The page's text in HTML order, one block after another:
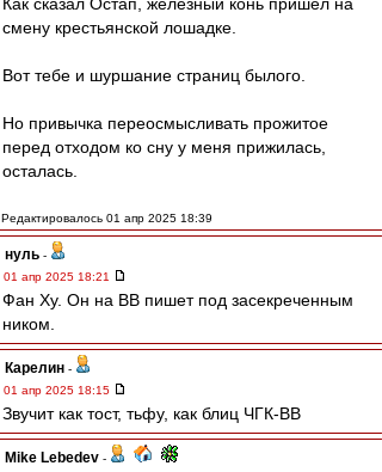
смену крестьянской лошадке.
Вот тебе и шуршание страниц былого.
Но привычка переосмысливать прожитое
перед отходом ко сну у меня прижилась,
осталась.
Редактировалось 01 апр 2025 18:39
нуль -
01 апр 2025 18:21
Фан Ху. Он на ВВ пишет под засекреченным
ником.
Карелин -
01 апр 2025 18:15
Звучит как тост, тьфу, как блиц ЧГК-ВВ
Mike Lebedev -